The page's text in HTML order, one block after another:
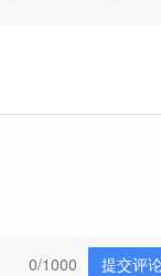
提交评
0/1000